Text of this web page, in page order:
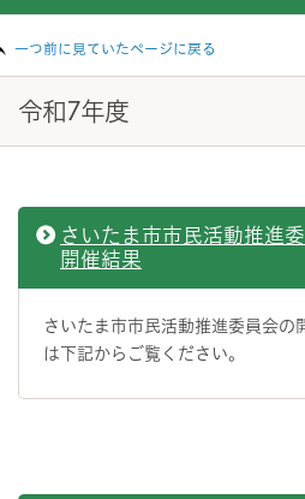
一つ前に見ていたページに戻る
令和7年度
さいたま市市民活動推進
開催結果
さいたま市市民活動推進委員会の
は下記からご覧ください。